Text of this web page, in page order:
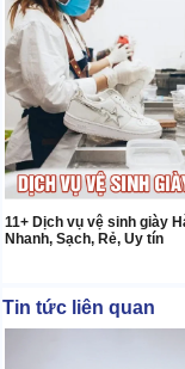
11+ Dịch vụ vệ sinh giày
Nhanh, Sạch, Rẻ, Uy tín
Tin tức liên quan